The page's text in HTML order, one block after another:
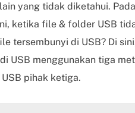
yang tidak diketahui.
ketika file & folder USB
tersembunyi di USB? Di
USB menggunakan tiga
pihak ketiga.